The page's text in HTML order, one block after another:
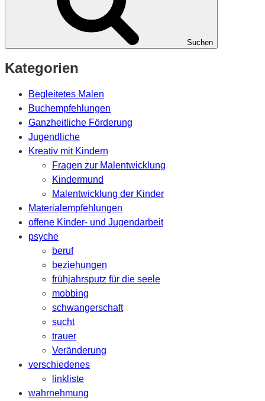
Suchen
Kategorien
Begleitetes Malen
Buchempfehlungen
Ganzheitliche Förderung
Jugendliche
Kreativ mit Kindern
Fragen zur Malentwicklung
Kindermund
Malentwicklung der Kinder
Materialempfehlungen
offene Kinder- und Jugendarbeit
psyche
beruf
beziehungen
frühjahrsputz für die seele
mobbing
schwangerschaft
sucht
trauer
Veränderung
verschiedenes
linkliste
wahrnehmung